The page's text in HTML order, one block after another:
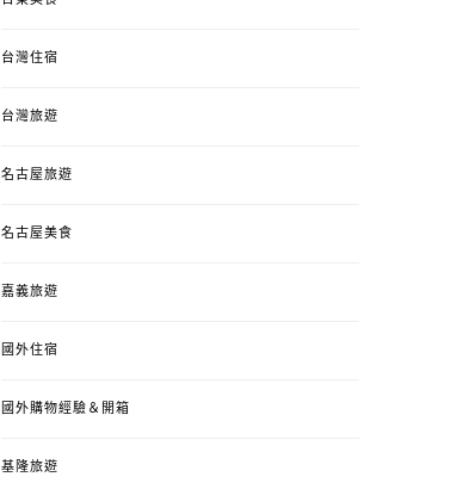
台灣住宿
台灣旅遊
名古屋旅遊
名古屋美食
嘉義旅遊
國外住宿
國外購物經驗＆開箱
基隆旅遊